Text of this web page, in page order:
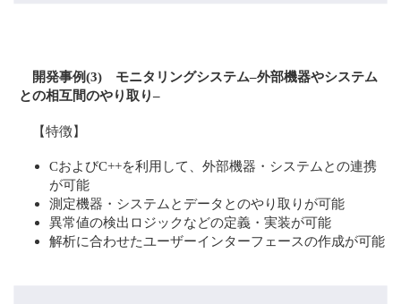
開発事例(3) モニタリングシステム–外部機器やシステム
との相互間のやり取り–
【特徴】
CおよびC++を利用して、外部機器・システムとの連携
が可能
測定機器・システムとデータとのやり取りが可能
異常値の検出ロジックなどの定義・実装が可能
解析に合わせたユーザーインターフェースの作成が可能